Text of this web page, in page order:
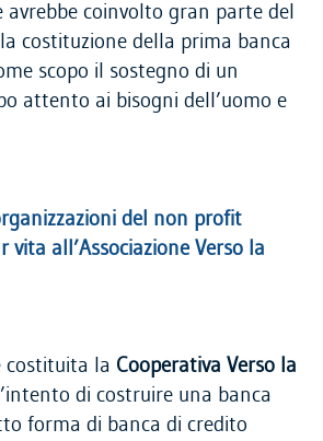
avrebbe coinvolto gran parte del
costituzione della prima banca
scopo il sostegno di un
attento ai bisogni dell’uomo e
del non profit
vita all’Associazione Verso la
costituita la Cooperativa Verso la
di costruire una banca
forma di banca di credito